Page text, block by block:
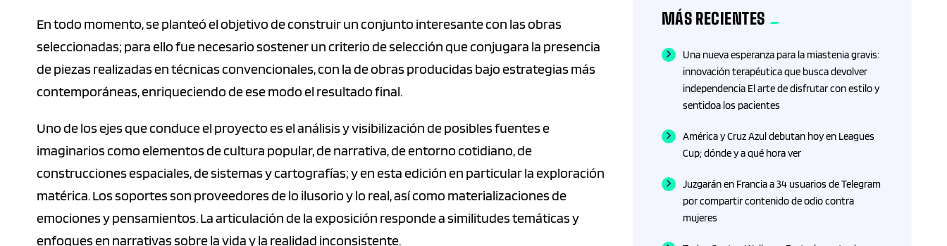
En todo momento, se planteó el objetivo de construir un conjunto interesante con las obras
seleccionadas; para ello fue necesario sostener un criterio de selección que conjugara la presencia
de piezas realizadas en técnicas convencionales, con la de obras producidas bajo estrategias más
contemporáneas, enriqueciendo de ese modo el resultado final.
Uno de los ejes que conduce el proyecto es el análisis y visibilización de posibles fuentes e
imaginarios como elementos de cultura popular, de narrativa, de entorno cotidiano, de
construcciones espaciales, de sistemas y cartografías; y en esta edición en particular la exploración
matérica. Los soportes son proveedores de lo ilusorio y lo real, así como materializaciones de
emociones y pensamientos. La articulación de la exposición responde a similitudes temáticas y
enfoques en narrativas sobre la vida y la realidad inconsistente.
MÁS RECIENTES
Una nueva esperanza para la miastenia gravis:
innovación terapéutica que busca devolver
independencia El arte de disfrutar con estilo y
sentidoa los pacientes
América y Cruz Azul debutan hoy en Leagues
Cup; dónde y a qué hora ver
Juzgarán en Francia a 34 usuarios de Telegram
por compartir contenido de odio contra
mujeres